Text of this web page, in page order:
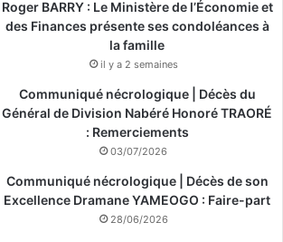
Roger BARRY : Le Ministère de l’Économie et
des Finances présente ses condoléances à
la famille
il y a 2 semaines
Communiqué nécrologique | Décès du
Général de Division Nabéré Honoré TRAORÉ
: Remerciements
03/07/2026
Communiqué nécrologique | Décès de son
Excellence Dramane YAMEOGO : Faire-part
28/06/2026